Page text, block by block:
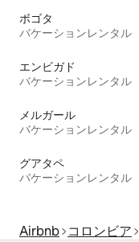
ボゴタ
バケーションレンタル
エンビガド
バケーションレンタル
メルガール
バケーションレンタル
グアタペ
バケーションレンタル
Airbnb コロンビア